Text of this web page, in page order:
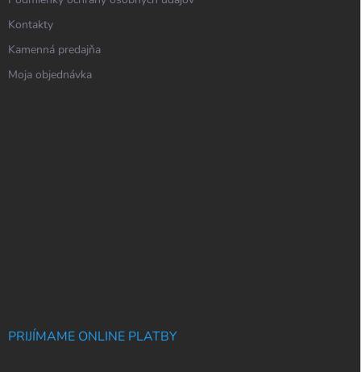
Kontakty
Kamenná predajňa
Moja objednávka
PRIJÍMAME ONLINE PLATBY